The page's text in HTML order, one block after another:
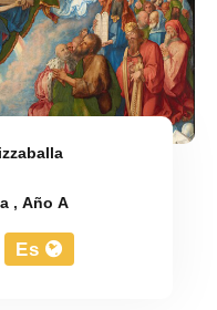
,Año A
Es